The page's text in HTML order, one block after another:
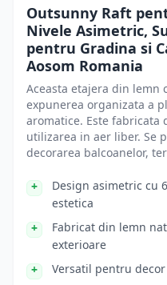
Outsunny Raft
Nivele Asimetric,
pentru Gradina si
Aosom Romania
Aceasta etajera din lemn
expunerea organizata a
aromatice. Este
utilizarea in aer liber. Se
decorarea balcoanelor,
Design asimetric cu
estetica
Fabricat din lemn
exterioare
Versatil pentru